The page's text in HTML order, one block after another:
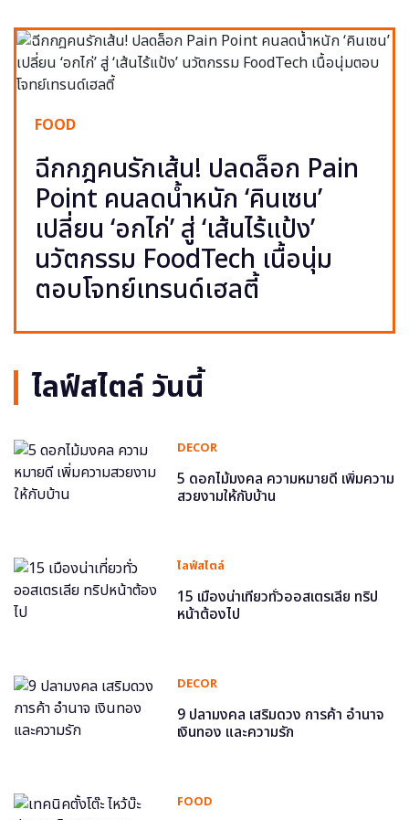
FOOD
ฉีกกฎคนรักเส้น! ปลดล็อก Pain
Point คนลดน้ำหนัก ‘คินเซน’
เปลี่ยน ‘อกไก่’ สู่ ‘เส้นไร้แป้ง’
นวัตกรรม FoodTech เนื้อนุ่ม
ตอบโจทย์เทรนด์เฮลตี้
ไลฟ์สไตล์ วันนี้
DECOR
5 ดอกไม้มงคล ความหมายดี เพิ่มความ
สวยงามให้กับบ้าน
ไลฟ์สไตล์
15 เมืองน่าเที่ยวทั่วออสเตรเลีย ทริป
หน้าต้องไป
DECOR
9 ปลามงคล เสริมดวง การค้า อำนาจ
เงินทอง และความรัก
FOOD